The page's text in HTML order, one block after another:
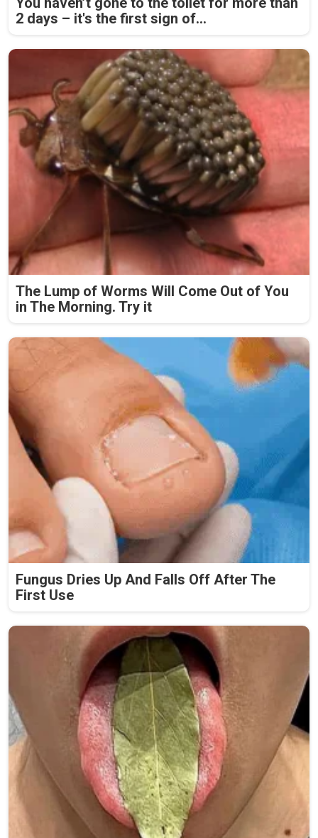
2 days – it's the first sign of...
The Lump of Worms Will Come Out of You
in The Morning. Try it
Fungus Dries Up And Falls Off After The
First Use